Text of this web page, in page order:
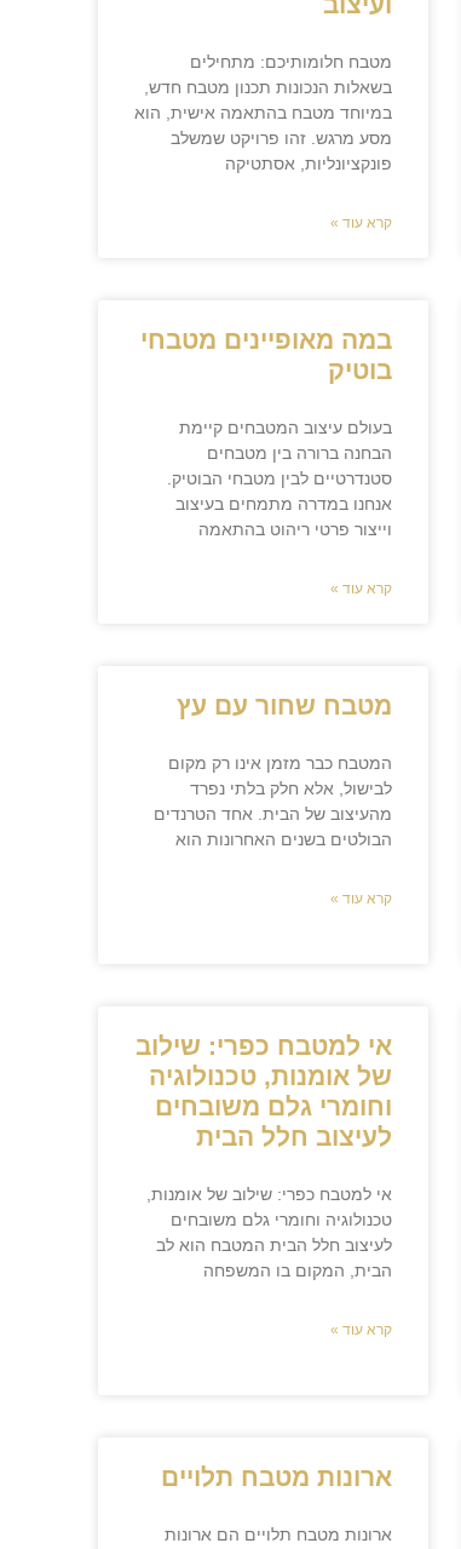
מטבח חלומותיכם: מתחילים
בשאלות הנכונות תכנון מטבח חדש,
במיוחד מטבח בהתאמה אישית, הוא
מסע מרגש. זהו פרויקט שמשלב
פונקציונליות, אסתטיקה
קרא עוד »
במה מאופיינים מטבחי
בוטיק
בעולם עיצוב המטבחים קיימת
הבחנה ברורה בין מטבחים
סטנדרטיים לבין מטבחי הבוטיק.
אנחנו במדרה מתמחים בעיצוב
וייצור פרטי ריהוט בהתאמה
קרא עוד »
מטבח שחור עם עץ
המטבח כבר מזמן אינו רק מקום
לבישול, אלא חלק בלתי נפרד
מהעיצוב של הבית. אחד הטרנדים
הבולטים בשנים האחרונות הוא
קרא עוד »
אי למטבח כפרי: שילוב
של אומנות, טכנולוגיה
וחומרי גלם משובחים
לעיצוב חלל הבית
אי למטבח כפרי: שילוב של אומנות,
טכנולוגיה וחומרי גלם משובחים
לעיצוב חלל הבית המטבח הוא לב
הבית, המקום בו המשפחה
קרא עוד »
ארונות מטבח תלויים
ארונות מטבח תלויים הם ארונות